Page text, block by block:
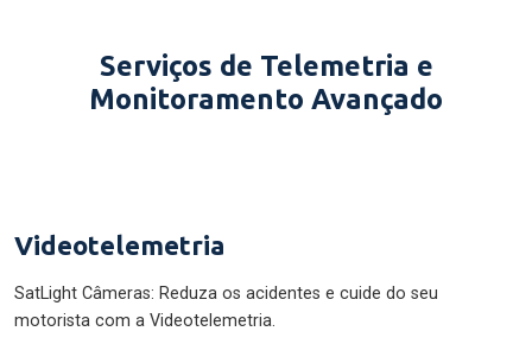
Serviços de Telemetria e
Monitoramento Avançado
Videotelemetria
SatLight Câmeras: Reduza os acidentes e cuide do seu
motorista com a Videotelemetria.